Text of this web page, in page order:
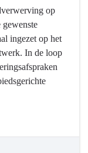
op
ingezet op het
In de loop